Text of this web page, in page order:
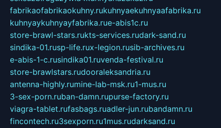
fabrikaofabrikaokuhny.rukuhnyaekuhnyaafabrika.ru
kuhnyaykuhnyayfabrika.rue-abis1c.ru
store-brawl-stars.rukts-services.rudark-sand.ru
sindika-01.rusp-life.rux-legion.rusib-archives.ru
e-abis-1-c.rusindika01.ruvenda-festival.ru
store-brawlstars.rudooraleksandria.ru
antenna-highly.rumine-lab-msk.ru1-mus.ru
3-sex-porn.ruban-damn.rupurse-factory.ru
viagra-tablet.rufasbags.ruadler-jun.rubandamn.ru
fincontech.ru3sexporn.ru1mus.rudarksand.ru